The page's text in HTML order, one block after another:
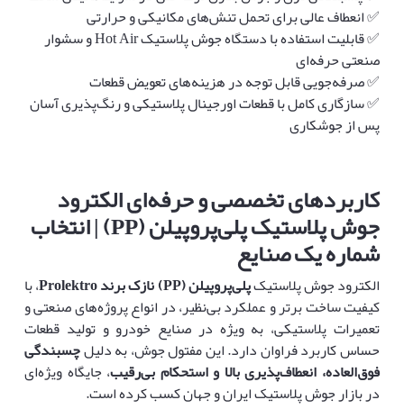
✅ انعطاف عالی برای تحمل تنش‌های مکانیکی و حرارتی
✅ قابلیت استفاده با دستگاه جوش پلاستیک Hot Air و سشوار
صنعتی حرفه‌ای
✅ صرفه‌جویی قابل توجه در هزینه‌های تعویض قطعات
✅ سازگاری کامل با قطعات اورجینال پلاستیکی و رنگ‌پذیری آسان
پس از جوشکاری
کاربردهای تخصصی و حرفه‌ای الکترود
جوش پلاستیک پلی‌پروپیلن(PP) | انتخاب
شماره یک صنایع
الکترود جوش پلاستیکپلی‌پروپیلن(PP) نازک برند ، با
کیفیت ساخت برتر و عملکرد بی‌نظیر، در انواع پروژه‌های صنعتی و
تعمیرات پلاستیکی، به ویژه در صنایع خودرو و تولید قطعات
حساس کاربرد فراوان دارد. این مفتول جوش، به دلیلچسبندگی
فوق‌العاده، انعطاف‌پذیری بالا و استحکام بی‌رقیب، جایگاه ویژه‌ای
در بازار جوش پلاستیک ایران و جهان کسب کرده است.